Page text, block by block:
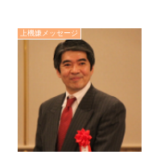
上機嫌メッセージ